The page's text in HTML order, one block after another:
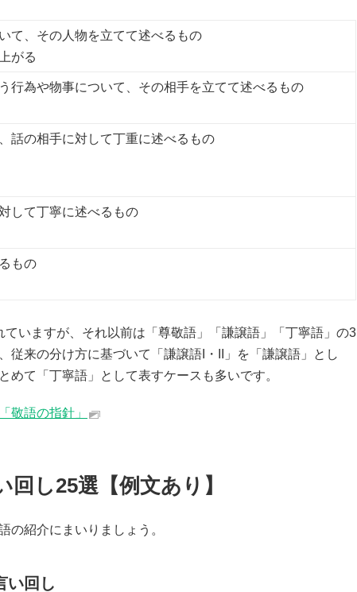
て、その人物を立てて述べるもの
がる
行為や物事について、その相手を立てて述べるもの
話の相手に対して丁重に述べるもの
して丁寧に述べるもの
もの
いますが、それ以前は「尊敬語」「謙譲語」「丁寧語」の3
従来の分け方に基づいて「謙譲語I・II」を「謙譲語」とし
めて「丁寧語」として表すケースも多いです。
敬語の指針」
回し25選【例文あり】
の紹介にまいりましょう。
い回し